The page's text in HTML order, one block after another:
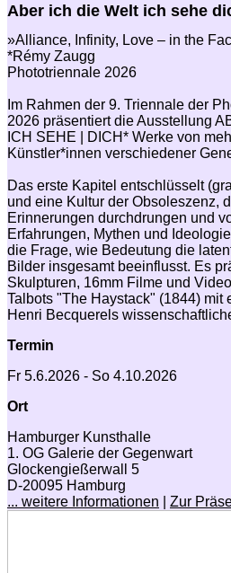
Aber ich die Welt ich sehe
»Alliance, Infinity, Love – in the
*Rémy Zaugg
Phototriennale 2026
Im Rahmen der 9. Triennale der
2026 präsentiert die Ausstellung
ICH SEHE | DICH* Werke von
Künstler*innen verschiedener
Das erste Kapitel entschlüsselt
und eine Kultur der Obsoleszenz,
Erinnerungen durchdrungen und
Erfahrungen, Mythen und
die Frage, wie Bedeutung die
Bilder insgesamt beeinflusst. Es
Skulpturen, 16mm Filme und
Talbots "The Haystack" (1844) mit
Henri Becquerels
Termin
Fr 5.6.2026 - So 4.10.2026
Ort
Hamburger Kunsthalle
1. OG Galerie der Gegenwart
Glockengießerwall 5
D-20095 Hamburg
... weitere Informationen
Zur